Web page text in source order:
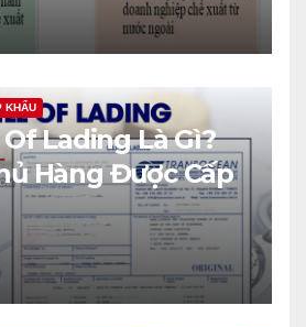
KHẨU
Lading Là Gì?
Hàng Được Cấp